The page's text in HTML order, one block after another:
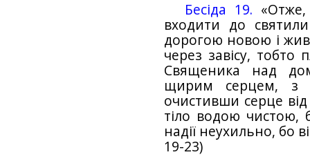
Бесіда 19.
входити до
дорогою новою і
через завісу,
Священика над
щирим серцем, з
очистивши серце
тіло водою чистою,
надії неухильно, бо
19-23)